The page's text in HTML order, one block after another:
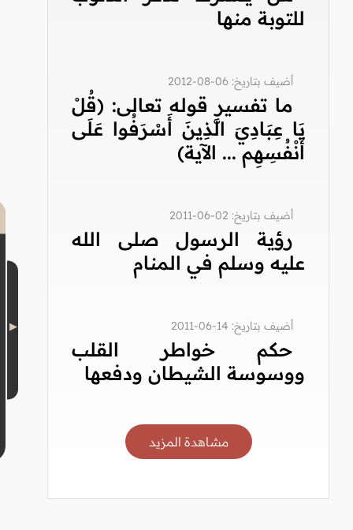
للتوبة منها
أضيف بتاريخ: 06-08-2012
ما تفسير قوله تعالى: (قُلْ
يَا عِبَادِيَ الَّذِينَ أَسْرَفُوا عَلَى
أَنْفُسِهِم ... الآية)
أضيف بتاريخ: 02-06-2011
رؤية الرسول صلى الله
عليه وسلم في المنام
أضيف بتاريخ: 14-06-2011
حكم خواطر القلب
ووسوسة الشيطان ودفعها
مشاهدة المزيد